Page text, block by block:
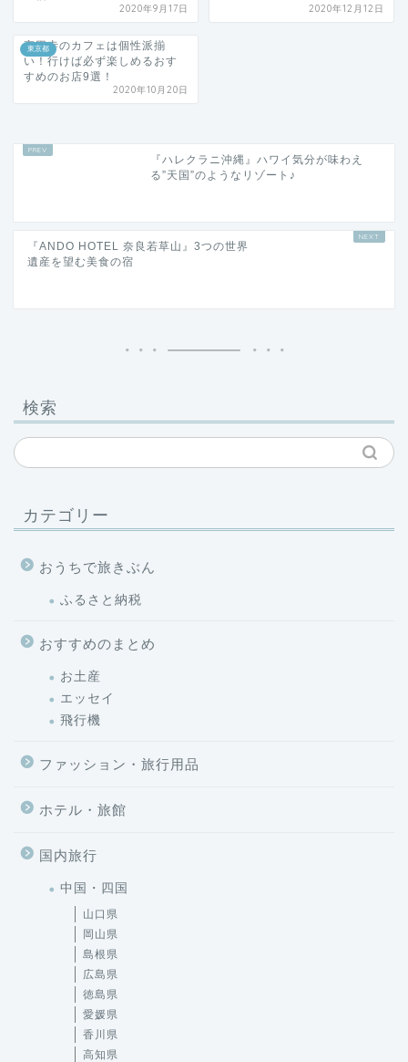
2020年9月17日 2020年12月12日
東京都
高円寺のカフェは個性派揃
い！行けば必ず楽しめるおす
すめのお店9選！
2020年10月20日
『ハレクラニ沖縄』ハワイ気分が味わえ
る”天国”のようなリゾート♪
『ANDO HOTEL 奈良若草山』3つの世界
遺産を望む美食の宿
検索
カテゴリー
おうちで旅きぶん
ふるさと納税
おすすめのまとめ
お土産
エッセイ
飛行機
ファッション・旅行用品
ホテル・旅館
国内旅行
中国・四国
山口県
岡山県
島根県
広島県
徳島県
愛媛県
香川県
高知県